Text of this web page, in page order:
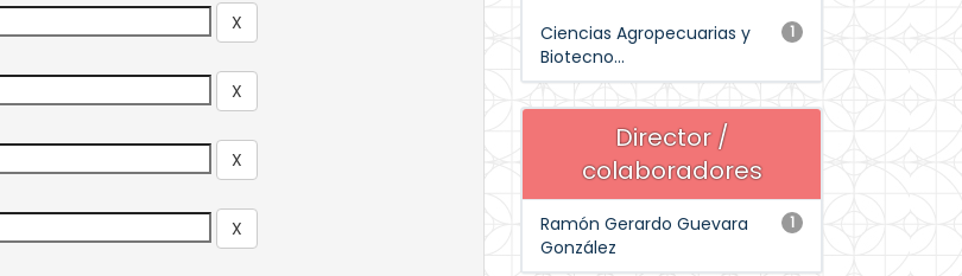
1
Ciencias Agropecuarias y
Biotecno...
Director /
colaboradores
1
Ramón Gerardo Guevara
González